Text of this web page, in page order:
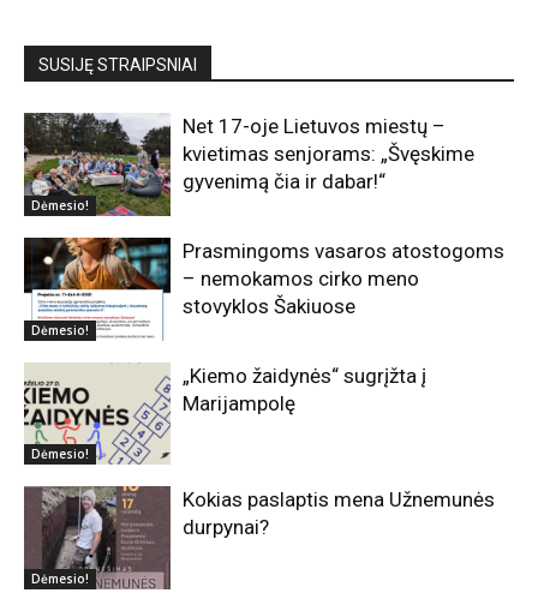
SUSIJĘ STRAIPSNIAI
Dėmesio!
Net 17-oje Lietuvos miestų –
kvietimas senjorams: „Švęskime
gyvenimą čia ir dabar!“
Dėmesio!
Prasmingoms vasaros atostogoms
– nemokamos cirko meno
stovyklos Šakiuose
Dėmesio!
„Kiemo žaidynės“ sugrįžta į
Marijampolę
Dėmesio!
Kokias paslaptis mena Užnemunės
durpynai?